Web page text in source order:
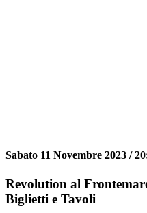
Sabato 11 Novembre 2023 /
Revolution al
Biglietti e Tavoli